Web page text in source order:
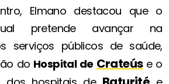
Elmano destacou que o
pretende avançar na
serviços públicos de saúde,
do Hospital de Crateúse o